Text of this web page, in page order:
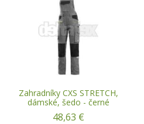
Zahradníky CXS STRETCH,
dámské, šedo - černé
48,63 €